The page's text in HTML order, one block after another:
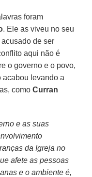
foram
. Ele as viveu no seu
de ser
aqui não é
o governo e o povo,
acabou levando a
comoCurran
e as suas
da Igreja no
afete as pessoas
e o ambiente é,